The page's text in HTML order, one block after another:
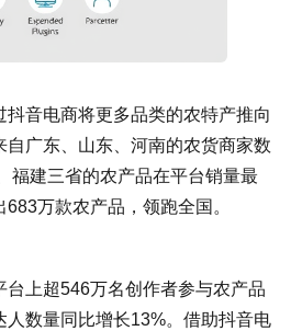
音电商将更多品类的农特产推向
自广东、山东、河南的农货商家数
福建三省的农产品在平台销量最
万款农产品，领跑全国。
上超546万名创作者参与农产品
人数量同比增长13%。借助抖音电